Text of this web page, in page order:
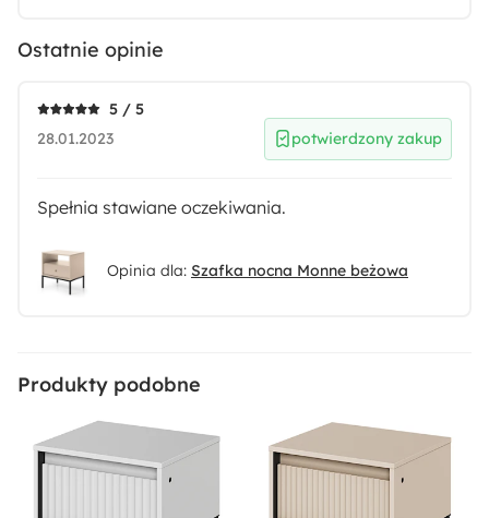
Metal
Płyta meblowa
Ostatnie opinie
5 / 5
28.01.2023
potwierdzony zakup
Spełnia stawiane oczekiwania.
Opinia dla: Szafka nocna Monne beżowa
Produkty podobne